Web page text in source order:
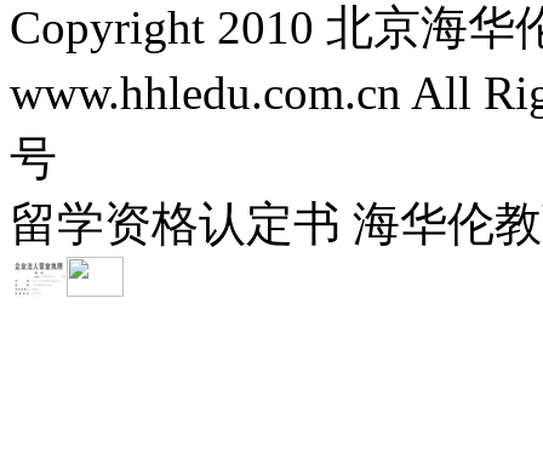
Copyright 2010 北京海
www.hhledu.com.cn All
号
留学资格认定书 海华伦